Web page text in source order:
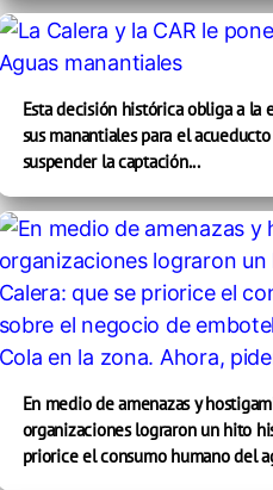
Esta decisión histórica obliga a la
sus manantiales para el
suspender la captación...
En medio de amenazas y
organizaciones lograron un hito
priorice el consumo humano del